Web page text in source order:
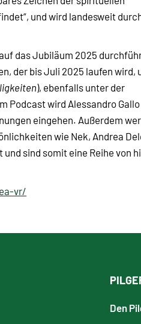
und wird landesweit
das Jubiläum 2025
der bis Juli 2025 laufen wird,
), ebenfalls unter der
Podcast wird Alessandro
eingehen. Außerdem
wie Nek, Andrea
sind somit eine Reihe von
vr/
Den